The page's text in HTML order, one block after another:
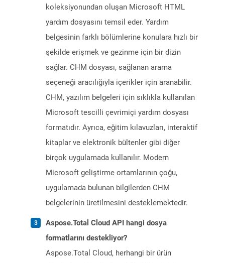
koleksiyonundan oluşan Microsoft HTML
yardım dosyasını temsil eder. Yardım
belgesinin farklı bölümlerine konulara hızlı bir
şekilde erişmek ve gezinme için bir dizin
sağlar. CHM dosyası, sağlanan arama
seçeneği aracılığıyla içerikler için aranabilir.
CHM, yazılım belgeleri için sıklıkla kullanılan
Microsoft tescilli çevrimiçi yardım dosyası
formatıdır. Ayrıca, eğitim kılavuzları, interaktif
kitaplar ve elektronik bültenler gibi diğer
birçok uygulamada kullanılır. Modern
Microsoft geliştirme ortamlarının çoğu,
uygulamada bulunan bilgilerden CHM
belgelerinin üretilmesini desteklemektedir.
Aspose.Total Cloud API hangi dosya
formatlarını destekliyor?
Aspose.Total Cloud, herhangi bir ürün